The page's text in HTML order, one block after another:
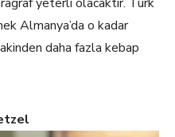
Almanya’da o kadar
daha fazla kebap